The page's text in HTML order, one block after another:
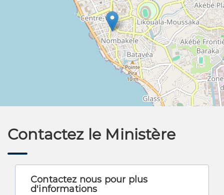
Leaflet | ©Aninf
Contactez le Ministère
Contactez nous pour plus
d'informations